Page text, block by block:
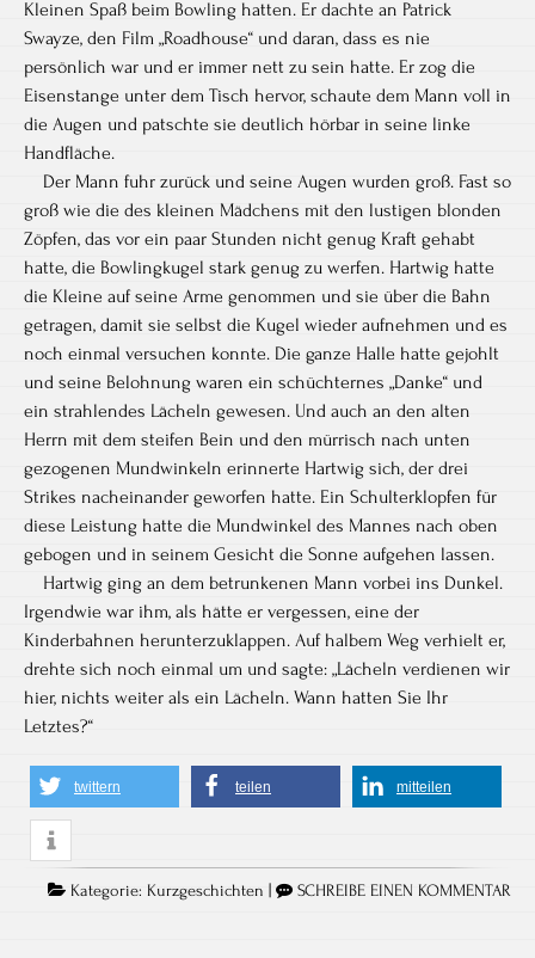
Kleinen Spaß beim Bowling hatten. Er dachte an Patrick
Swayze, den Film „Roadhouse“ und daran, dass es nie
persönlich war und er immer nett zu sein hatte. Er zog die
Eisenstange unter dem Tisch hervor, schaute dem Mann voll in
die Augen und patschte sie deutlich hörbar in seine linke
Handfläche.
Der Mann fuhr zurück und seine Augen wurden groß. Fast so
groß wie die des kleinen Mädchens mit den lustigen blonden
Zöpfen, das vor ein paar Stunden nicht genug Kraft gehabt
hatte, die Bowlingkugel stark genug zu werfen. Hartwig hatte
die Kleine auf seine Arme genommen und sie über die Bahn
getragen, damit sie selbst die Kugel wieder aufnehmen und es
noch einmal versuchen konnte. Die ganze Halle hatte gejohlt
und seine Belohnung waren ein schüchternes „Danke“ und
ein strahlendes Lächeln gewesen. Und auch an den alten
Herrn mit dem steifen Bein und den mürrisch nach unten
gezogenen Mundwinkeln erinnerte Hartwig sich, der drei
Strikes nacheinander geworfen hatte. Ein Schulterklopfen für
diese Leistung hatte die Mundwinkel des Mannes nach oben
gebogen und in seinem Gesicht die Sonne aufgehen lassen.
Hartwig ging an dem betrunkenen Mann vorbei ins Dunkel.
Irgendwie war ihm, als hätte er vergessen, eine der
Kinderbahnen herunterzuklappen. Auf halbem Weg verhielt er,
drehte sich noch einmal um und sagte: „Lächeln verdienen wir
hier, nichts weiter als ein Lächeln. Wann hatten Sie Ihr
Letztes?“
twittern teilen mitteilen
Kategorie: Kurzgeschichten SCHREIBE EINEN KOMMENTAR